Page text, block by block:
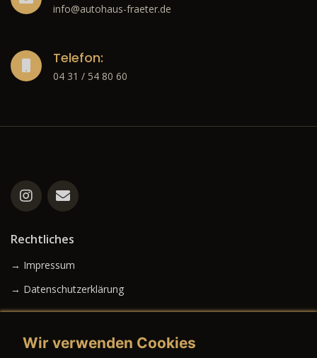
info@autohaus-fraeter.de
Telefon:
04 31 / 54 80 60
Rechtliches
→ Impressum
→ Datenschutzerklärung
Wir verwenden Cookies